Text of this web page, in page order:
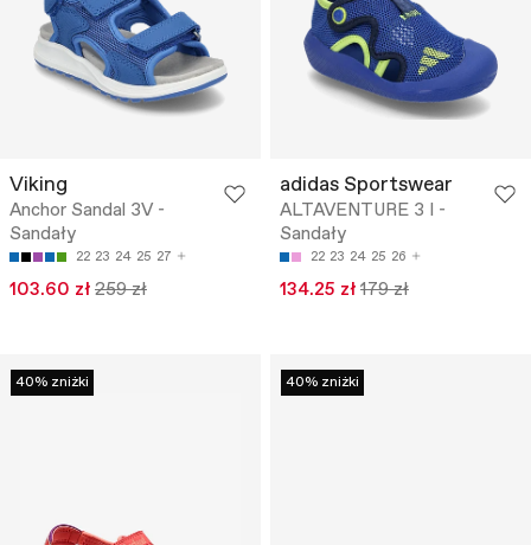
Viking
Anchor Sandal 3V -
Sandały
22 23 24 25 27
103.60 zł 259 zł
adidas Sportswear
ALTAVENTURE 3 I -
Sandały
22 23 24 25 26
134.25 zł 179 zł
40% zniżki 40% zniżki